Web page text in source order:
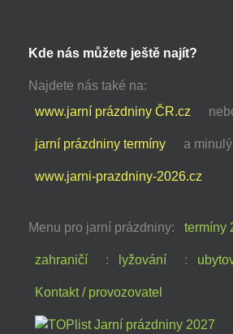
Kde nás můžete ještě najít?
Najdete nás také na:
www.jarní prázdniny ČR.cz
jarní prázdniny termíny a
www.jarni-prazdniny-2026.cz
Menu pro jarní prázdniny: termíny
zahraničí : lyžování :
Kontakt / provozovatel